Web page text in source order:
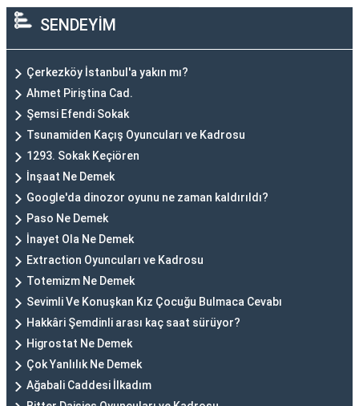
SENDEYİM
Çerkezköy İstanbul'a yakın mı?
Ahmet Piriştina Cad.
Şemsi Efendi Sokak
Tsunamiden Kaçış Oyuncuları ve Kadrosu
1293. Sokak Keçiören
İnşaat Ne Demek
Google'da dinozor oyunu ne zaman kaldırıldı?
Paso Ne Demek
İnayet Ola Ne Demek
Extraction Oyuncuları ve Kadrosu
Totemizm Ne Demek
Sevimli Ve Konuşkan Kız Çocuğu Bulmaca Cevabı
Hakkâri Şemdinli arası kaç saat sürüyor?
Higrostat Ne Demek
Çok Yanlılık Ne Demek
Ağabali Caddesi İlkadım